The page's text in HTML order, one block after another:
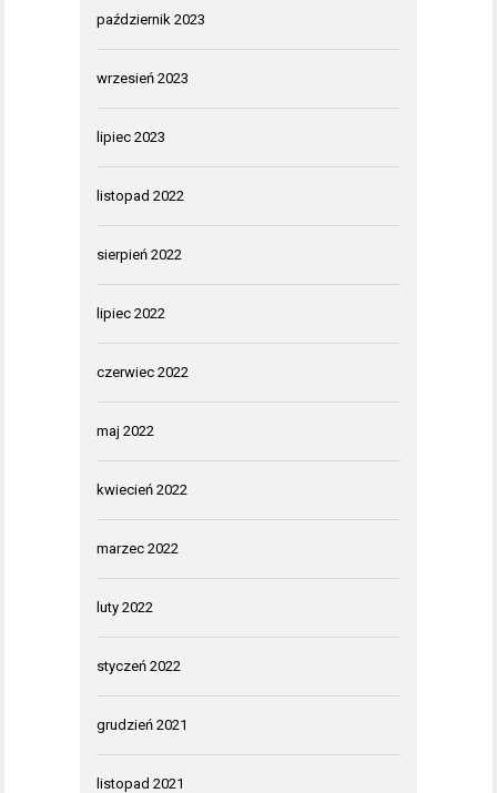
październik 2023
wrzesień 2023
lipiec 2023
listopad 2022
sierpień 2022
lipiec 2022
czerwiec 2022
maj 2022
kwiecień 2022
marzec 2022
luty 2022
styczeń 2022
grudzień 2021
listopad 2021